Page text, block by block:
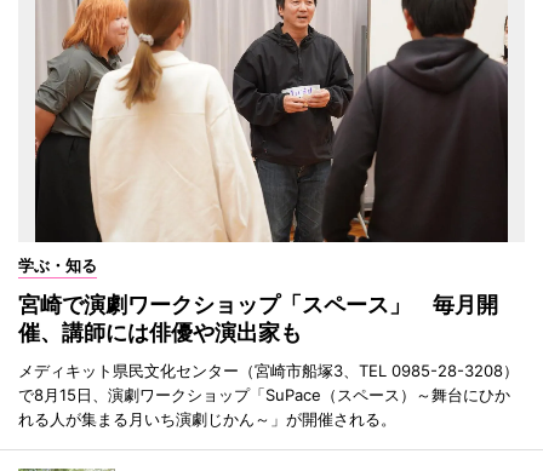
学ぶ・知る
宮崎で演劇ワークショップ「スペース」 毎月開
催、講師には俳優や演出家も
メディキット県民文化センター（宮崎市船塚3、TEL 0985-28-3208）
で8月15日、演劇ワークショップ「SuPace（スペース）～舞台にひか
れる人が集まる月いち演劇じかん～」が開催される。